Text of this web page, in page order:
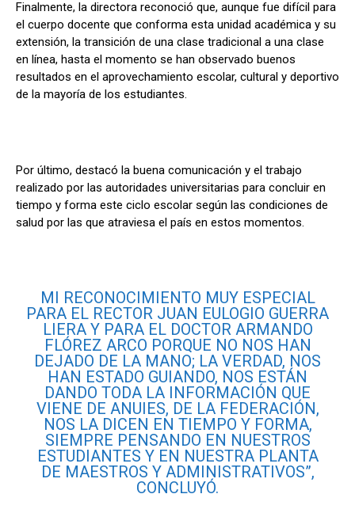
Finalmente, la directora reconoció que, aunque fue difícil para
el cuerpo docente que conforma esta unidad académica y su
extensión, la transición de una clase tradicional a una clase
en línea, hasta el momento se han observado buenos
resultados en el aprovechamiento escolar, cultural y deportivo
de la mayoría de los estudiantes.
Por último, destacó la buena comunicación y el trabajo
realizado por las autoridades universitarias para concluir en
tiempo y forma este ciclo escolar según las condiciones de
salud por las que atraviesa el país en estos momentos.
MI RECONOCIMIENTO MUY ESPECIAL
PARA EL RECTOR JUAN EULOGIO GUERRA
LIERA Y PARA EL DOCTOR ARMANDO
FLÓREZ ARCO PORQUE NO NOS HAN
DEJADO DE LA MANO; LA VERDAD, NOS
HAN ESTADO GUIANDO, NOS ESTÁN
DANDO TODA LA INFORMACIÓN QUE
VIENE DE ANUIES, DE LA FEDERACIÓN,
NOS LA DICEN EN TIEMPO Y FORMA,
SIEMPRE PENSANDO EN NUESTROS
ESTUDIANTES Y EN NUESTRA PLANTA
DE MAESTROS Y ADMINISTRATIVOS”,
CONCLUYÓ.